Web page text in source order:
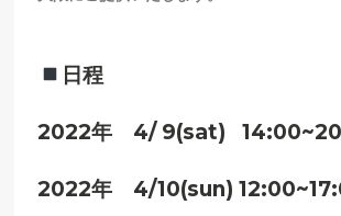
日程
2022年 4/ 9(sat)
2022年 4/10(sun)